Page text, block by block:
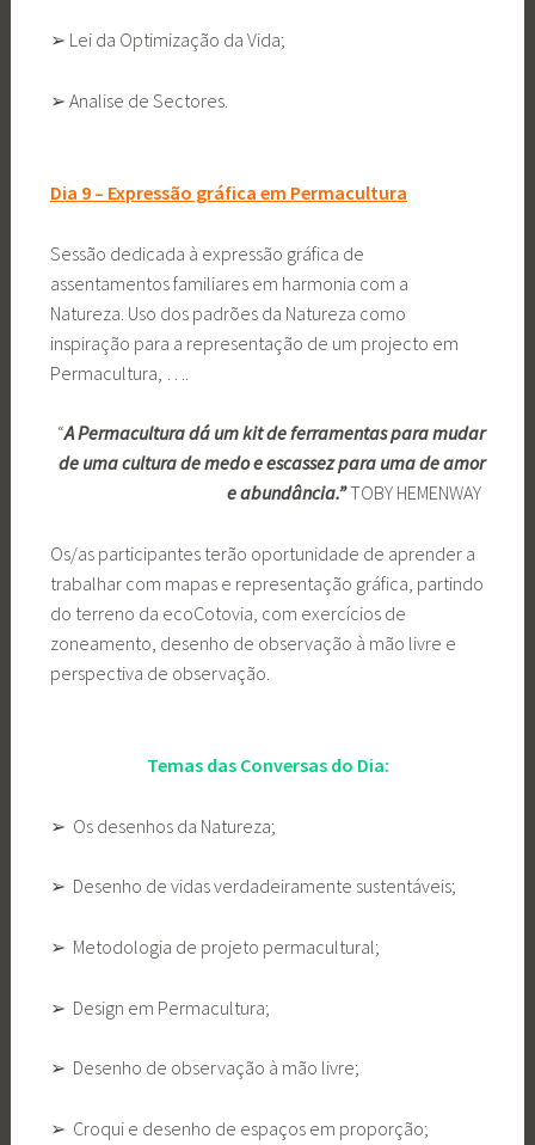
➢ Lei da Optimização da Vida;
➢ Analise de Sectores.
Dia 9 – Expressão gráfica em Permacultura
Sessão dedicada à expressão gráfica de
assentamentos familiares em harmonia com a
Natureza. Uso dos padrões da Natureza como
inspiração para a representação de um projecto em
Permacultura, ….
“A Permacultura dá um kit de ferramentas para mudar
de uma cultura de medo e escassez para uma de amor
e abundância.”TOBY HEMENWAY
Os/as participantes terão oportunidade de aprender a
trabalhar com mapas e representação gráfica, partindo
do terreno da ecoCotovia, com exercícios de
zoneamento, desenho de observação à mão livre e
perspectiva de observação.
Temas das Conversas do Dia:
➢ Os desenhos da Natureza;
➢ Desenho de vidas verdadeiramente sustentáveis;
➢ Metodologia de projeto permacultural;
➢ Design em Permacultura;
➢ Desenho de observação à mão livre;
➢ Croqui e desenho de espaços em proporção;